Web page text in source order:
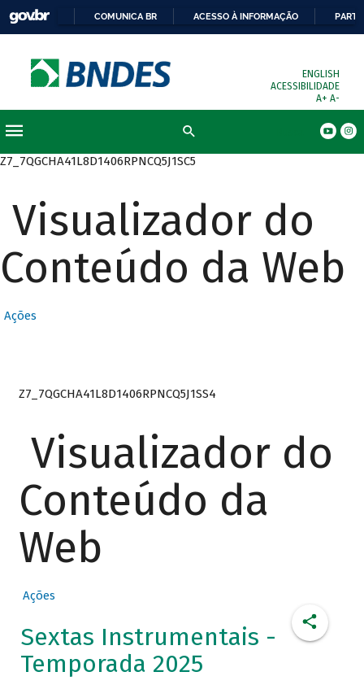
COMUNICA BR ACESSO À INFORMAÇÃO
ENGLISH
ACESSIBILIDADE
A+ A-
Z7_7QGCHA41L8D1406RPNCQ5J1SC5
Visualizador do
Conteúdo da Web
Ações
Z7_7QGCHA41L8D1406RPNCQ5J1SS4
Visualizador do
Conteúdo da
Web
Ações
Sextas Instrumentais -
Temporada 2025